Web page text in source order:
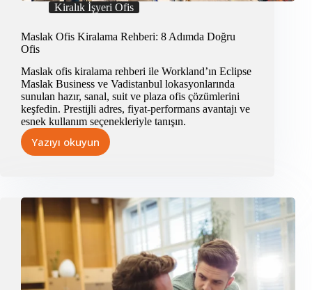
Kiralık İşyeri Ofis
Maslak Ofis Kiralama Rehberi: 8 Adımda Doğru
Ofis
Maslak ofis kiralama rehberi ile Workland’ın Eclipse
Maslak Business ve Vadistanbul lokasyonlarında
sunulan hazır, sanal, suit ve plaza ofis çözümlerini
keşfedin. Prestijli adres, fiyat-performans avantajı ve
esnek kullanım seçenekleriyle tanışın.
Yazıyı okuyun
Maslak
Adımda